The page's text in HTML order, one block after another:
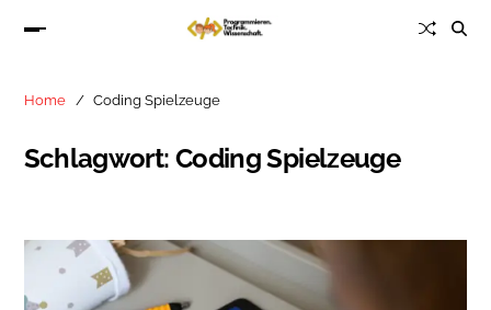
Home Coding Spielzeuge
Schlagwort: Coding Spielzeuge